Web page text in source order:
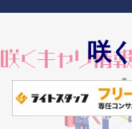
Skip
content
咲